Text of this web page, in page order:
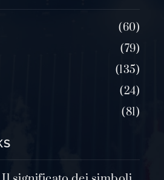
60
79
135
24
81